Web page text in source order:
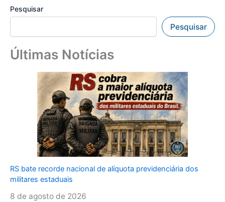
Pesquisar
Pesquisar
Últimas Notícias
RS bate recorde nacional de alíquota previdenciária dos
militares estaduais
8 de agosto de 2026